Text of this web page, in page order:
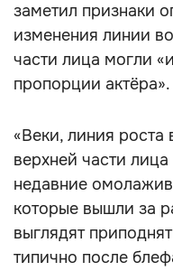
заметил признаки
изменения линии
части лица могли
пропорции актёра».
«Веки, линия роста
верхней части
недавние
которые вышли за
выглядят
типично после